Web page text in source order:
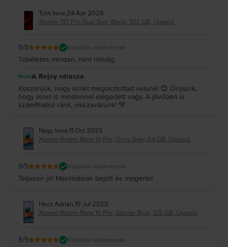
Tóth Imre,24 Apr 2026
Xiaomi 13T Pro Dual Sim, Black, 512 GB, Újszerű
5/5 Vásárlói vélemények
Tökéletes minden, mint mindig.
A Rejoy válasza
Köszönjük, hogy ismét megosztottad velünk! 😊 Örülünk,
hogy most is mindennel elégedett vagy. A jövőben is
számíthatsz ránk, visszavárunk! 💚
Nagy Imre,11 Oct 2025
Xiaomi Redmi Note 10 Pro, Onyx Gray, 64 GB, Újszerű
5/5 Vásárlói vélemények
Teljesen jó! Maximálisan bejött és megérte!
Hecz Adrián,19 Jul 2025
Xiaomi Redmi Note 10 Pro, Glacier Blue, 128 GB, Újszerű
5/5 Vásárlói vélemények